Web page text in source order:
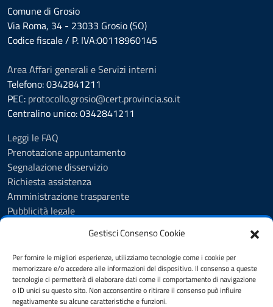
Gestisci Consenso Cookie
Per fornire le migliori esperienze, utilizziamo tecnologie come i cookie per
memorizzare e/o accedere alle informazioni del dispositivo. Il consenso a queste
tecnologie ci permetterà di elaborare dati come il comportamento di navigazione
o ID unici su questo sito. Non acconsentire o ritirare il consenso può influire
negativamente su alcune caratteristiche e funzioni.
Comune di Grosio
Via Roma, 34 - 23033 Grosio (SO)
Codice fiscale / P. IVA:00118960145
Area Affari generali e Servizi interni
Telefono: 0342841211
PEC: protocollo.grosio@cert.provincia.so.it
Centralino unico: 0342841211
Leggi le FAQ
Prenotazione appuntamento
Segnalazione disservizio
Richiesta assistenza
Amministrazione trasparente
Pubblicità legale
Informativa privacy
Videosorveglianza - Privacy Policy
Dichiarazione di accessibilità
Note legali